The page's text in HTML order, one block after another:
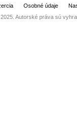
Osobné údaje
Autorské práva sú